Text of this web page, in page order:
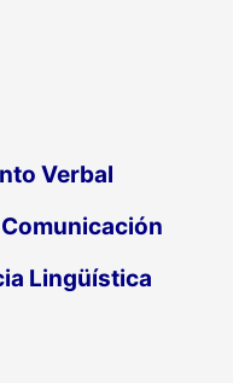
Verbal
Lingüística